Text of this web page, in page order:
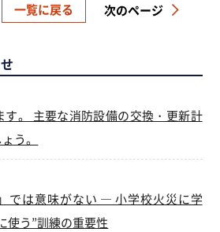
一覧に戻る 次のページ
。 主要な消防設備の交換・更新計
う。
では意味がない ― 小学校火災に学
使う”訓練の重要性